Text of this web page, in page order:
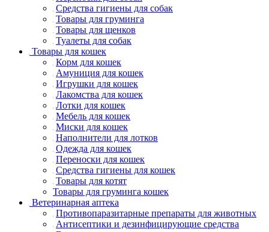
Средства гигиены для собак
Товары для груминга
Товары для щенков
Туалеты для собак
Товары для кошек
Корм для кошек
Амуниция для кошек
Игрушки для кошек
Лакомства для кошек
Лотки для кошек
Мебель для кошек
Миски для кошек
Наполнители для лотков
Одежда для кошек
Переноски для кошек
Средства гигиены для кошек
Товары для котят
Товары для груминга кошек
Ветеринарная аптека
Противопаразитарные препараты для животных
Антисептики и дезинфицирующие средства